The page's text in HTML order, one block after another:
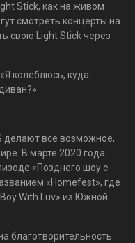
Stick, как на живом
смотреть концерты на
свою Light Stick через
колеблюсь, куда
делают все возможное,
В марте 2020 года
​​«Позднего шоу с
«Homefest», где
With Luv» из Южной
благотворительность